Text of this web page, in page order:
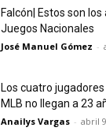
Falcón| Estos son
Juegos Nacionales
José Manuel Gómez -
Los cuatro
MLB no llegan a 23
Anailys Vargas - abril